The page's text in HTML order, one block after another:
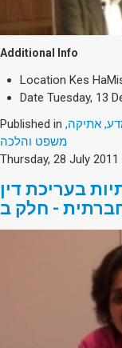
Additional Info
Location Kes
Date Tuesday, 13
Published in אתיקה,
משפט והלכה
Thursday, 28 July 2011
בעריכת דין